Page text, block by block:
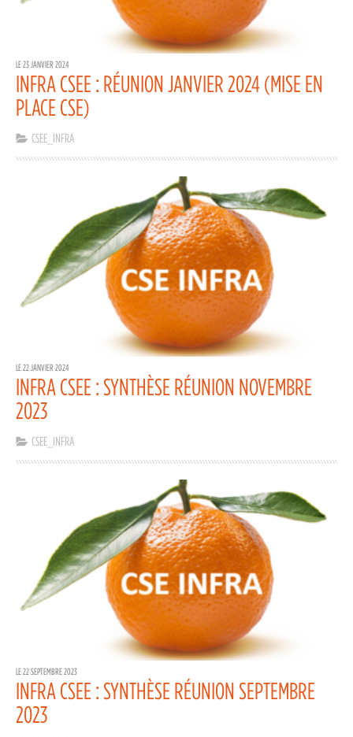
LE 23 JANVIER 2024
INFRA CSEE : RÉUNION JANVIER 2024 (MISE EN
PLACE CSE)
CSEE_INFRA
LE 22 JANVIER 2024
INFRA CSEE : SYNTHÈSE RÉUNION NOVEMBRE
2023
CSEE_INFRA
LE 22 SEPTEMBRE 2023
INFRA CSEE : SYNTHÈSE RÉUNION SEPTEMBRE
2023